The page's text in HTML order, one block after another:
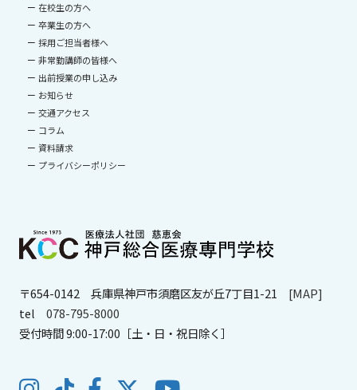
在校生の方へ
卒業生の方へ
採用ご担当者様へ
非常勤講師の皆様へ
出前授業の申し込み
お知らせ
交通アクセス
コラム
資料請求
プライバシーポリシー
〒654-0142 兵庫県神戸市須磨区友が丘7丁目1-21
[MAP]
tel 078-795-8000
受付時間 9:00-17:00［土・日・祝日除く］